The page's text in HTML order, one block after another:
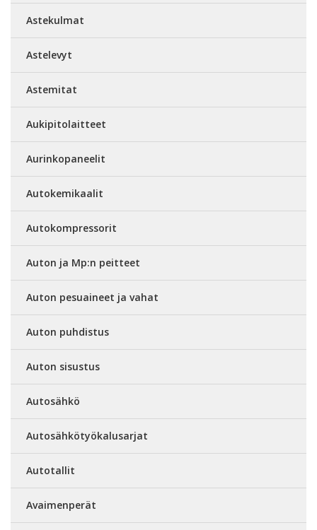
Astekulmat
Astelevyt
Astemitat
Aukipitolaitteet
Aurinkopaneelit
Autokemikaalit
Autokompressorit
Auton ja Mp:n peitteet
Auton pesuaineet ja vahat
Auton puhdistus
Auton sisustus
Autosähkö
Autosähkötyökalusarjat
Autotallit
Avaimenperät